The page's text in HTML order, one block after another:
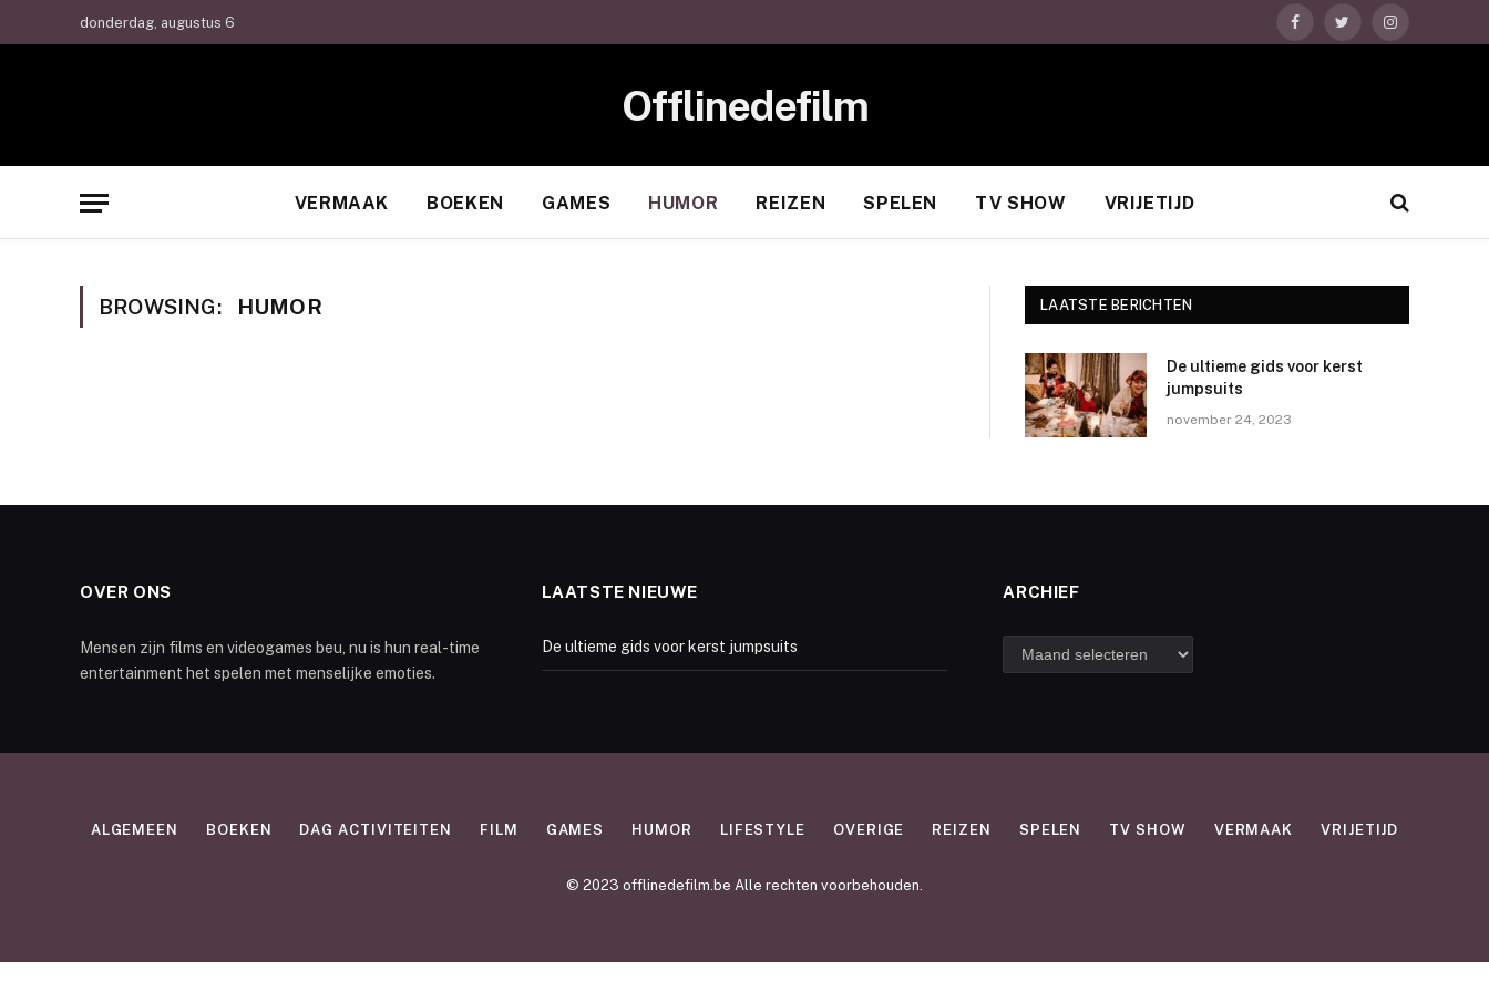
donderdag, augustus 6
FacebookTwitterInstagram
Offlinedefilm
VERMAAK BOEKEN GAMES HUMOR REIZEN SPELEN TV SHOW VRIJETIJD
BROWSING: HUMOR LAATSTE BERICHTEN
De ultieme gids voor kerst
jumpsuits
november 24, 2023
OVER ONS
Mensen zijn films en videogames beu, nu is hun real-time
entertainment het spelen met menselijke emoties.
LAATSTE NIEUWE
De ultieme gids voor kerst jumpsuits
ARCHIEF
Archief
ALGEMEEN BOEKEN DAG ACTIVITEITEN FILM GAMES HUMOR LIFESTYLE OVERIGE REIZEN SPELEN TV SHOW VERMAAK VRIJETIJD
© 2023 offlinedefilm.be Alle rechten voorbehouden.